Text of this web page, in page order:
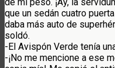
que un sedán cuatro
daba más auto de
soldó.
-El Avispón Verde tenía
-¡No me mencione a ese